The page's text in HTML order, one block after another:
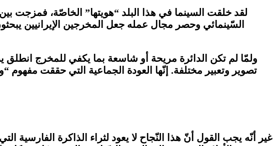
السّينمائي وحصر مجال عمله جعل المخرجين الإيرانيين
ولمّا لم تكن الدائرة مريحة أو شاسعة بما يكفي للمخرج
تصوير وتعبير مختلفة. إنّها العودة الجماعية التي حققت مفهوم
غير أنّه يجب القول أنّ هذا النّجاح لا يعود لثراء الذاكرة